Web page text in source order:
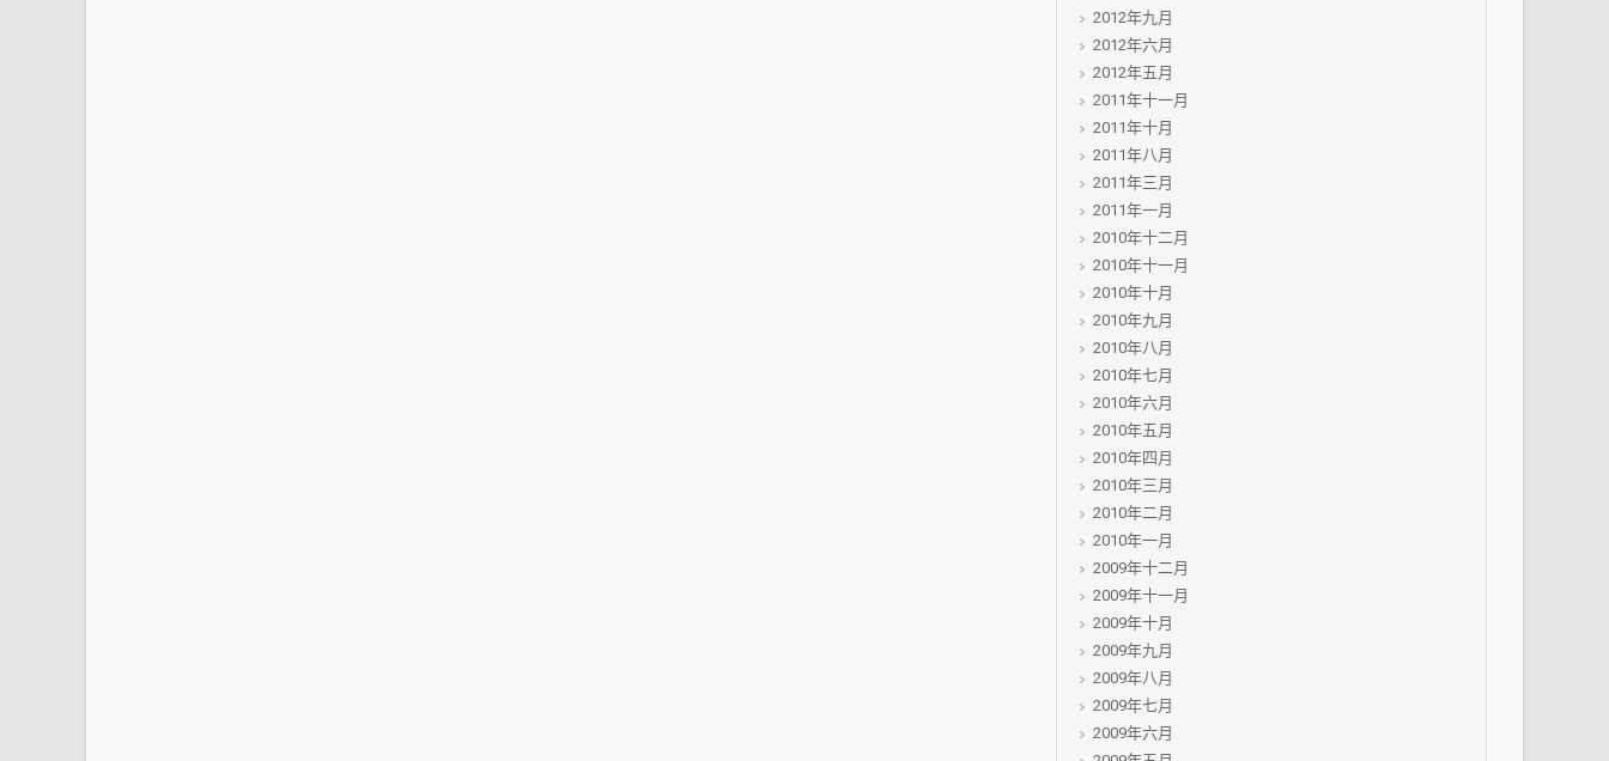
2012年九月
2012年六月
2012年五月
2011年十一月
2011年十月
2011年八月
2011年三月
2011年一月
2010年十二月
2010年十一月
2010年十月
2010年九月
2010年八月
2010年七月
2010年六月
2010年五月
2010年四月
2010年三月
2010年二月
2010年一月
2009年十二月
2009年十一月
2009年十月
2009年九月
2009年八月
2009年七月
2009年六月